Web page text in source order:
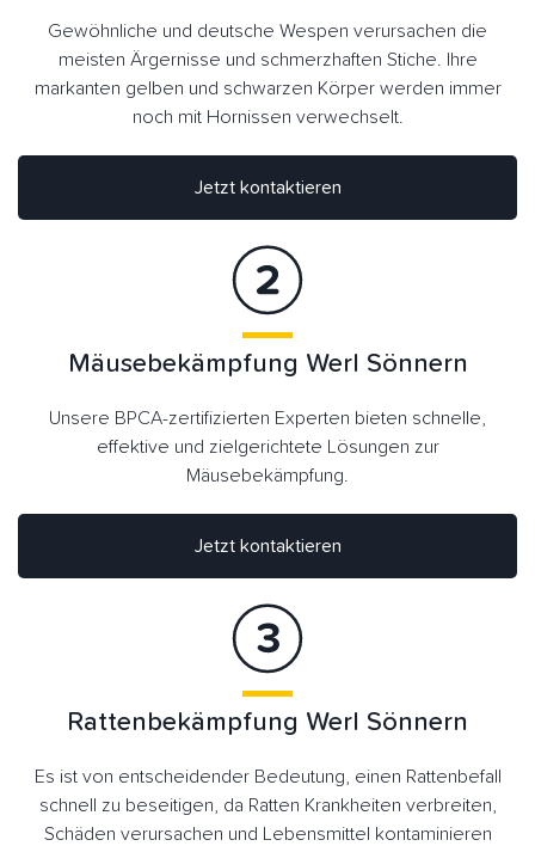
Gewöhnliche und deutsche Wespen verursachen die
meisten Ärgernisse und schmerzhaften Stiche. Ihre
markanten gelben und schwarzen Körper werden immer
noch mit Hornissen verwechselt.
Jetzt kontaktieren
Jetzt kontaktieren
Mäusebekämpfung Werl Sönnern
Unsere BPCA-zertifizierten Experten bieten schnelle,
effektive und zielgerichtete Lösungen zur
Mäusebekämpfung.
Rattenbekämpfung Werl Sönnern
Es ist von entscheidender Bedeutung, einen Rattenbefall
schnell zu beseitigen, da Ratten Krankheiten verbreiten,
Schäden verursachen und Lebensmittel kontaminieren